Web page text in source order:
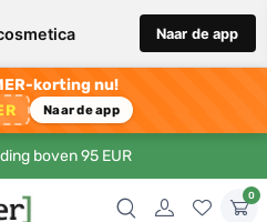
Naar de app
korting nu!
Naar de app
boven 95 EUR
0